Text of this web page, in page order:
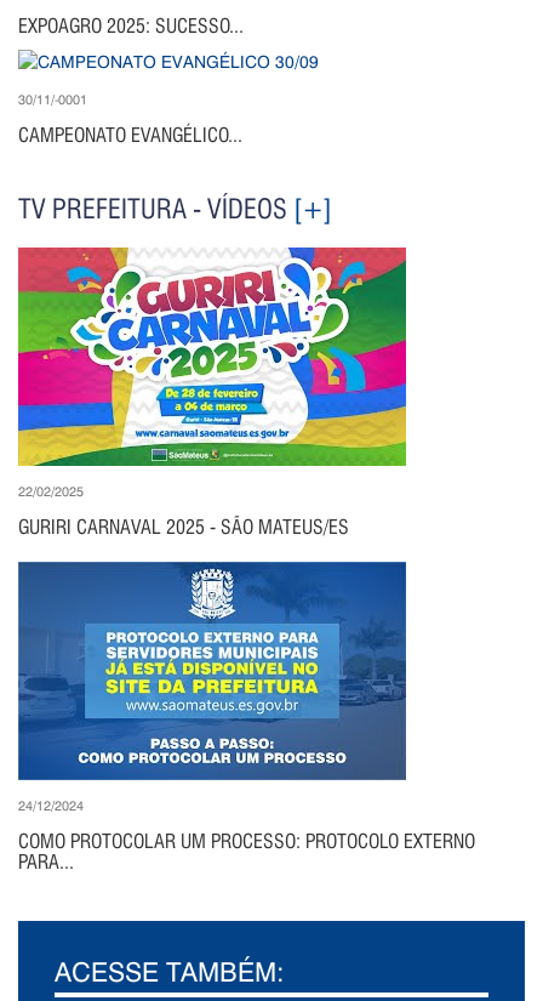
EXPOAGRO 2025: SUCESSO...
30/11/-0001
CAMPEONATO EVANGÉLICO...
TV PREFEITURA - VÍDEOS [+]
22/02/2025
GURIRI CARNAVAL 2025 - SÃO MATEUS/ES
24/12/2024
COMO PROTOCOLAR UM PROCESSO: PROTOCOLO EXTERNO
PARA...
ACESSE TAMBÉM: